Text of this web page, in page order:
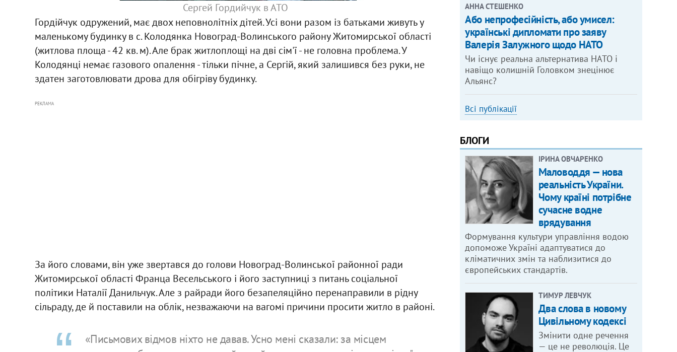
Сергей Гордийчук в АТО
Гордійчук одружений, має двох неповнолітніх дітей. Усі вони разом із батьками живуть у
маленькому будинку в с. Колодянка Новоград-Волинського району Житомирської області
(житлова площа - 42 кв. м). Але брак житлоплощі на дві сім'ї - не головна проблема. У
Колодянці немає газового опалення - тільки пічне, а Сергій, який залишився без руки, не
здатен заготовлювати дрова для обігріву будинку.
РЕКЛАМА
За його словами, він уже звертався до голови Новоград-Волинської районної ради
Житомирської області Франца Весельського і його заступниці з питань соціальної
політики Наталії Данильчук. Але з райради його безапеляційно перенаправили в рідну
сільраду, де й поставили на облік, незважаючи на вагомі причини просити житло в районі.
«Письмових відмов ніхто не давав. Усно мені сказали: за місцем
АННА СТЕШЕНКО
Або непрофесійність, або умисел:
українські дипломати про заяву
Валерія Залужного щодо НАТО
Чи існує реальна альтернатива НАТО і
навіщо колишній Головком знецінює
Альянс?
Всі публікації
БЛОГИ
ІРИНА ОВЧАРЕНКО
Маловоддя — нова
реальність України.
Чому країні потрібне
сучасне водне
врядування
Формування культури управління водою
допоможе Україні адаптуватися до
кліматичних змін та наблизитися до
європейських стандартів.
ТИМУР ЛЕВЧУК
Два слова в новому
Цивільному кодексі
Змінити одне речення
— це не революція. Це